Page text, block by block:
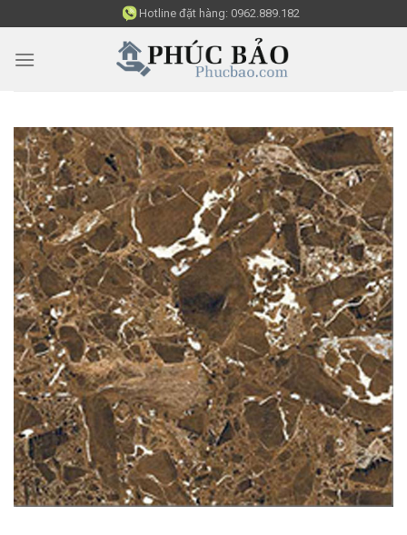
to
content
Hotline đặt hàng: 0962.889.182